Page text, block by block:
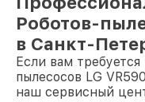
Роботов-
в Санкт-
Если вам
пылесосов LG
наш сервисный